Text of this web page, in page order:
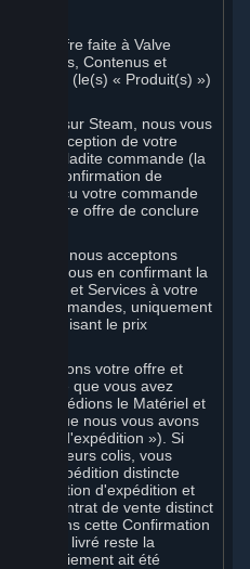
une offre faite à Valve
Contenus et
(le(s) « Produit(s) »)
sur Steam, nous vous
la réception de votre
de ladite commande (la
»). La Confirmation de
reçu votre commande
de votre offre de conclure
nous acceptons
avec vous en confirmant la
et Services à votre
précommandes, uniquement
en déduisant le prix
n'acceptons votre offre et
un article que vous avez
vous expédions le Matériel et
que nous vous avons
d'expédition »). Si
en plusieurs colis, vous
d'expédition distincte
Confirmation d'expédition et
un contrat de vente distinct
dans cette Confirmation
vous est livré reste la
que le paiement ait été